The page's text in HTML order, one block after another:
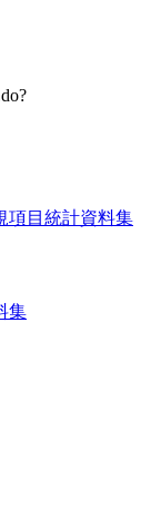
項目統計資料集
集